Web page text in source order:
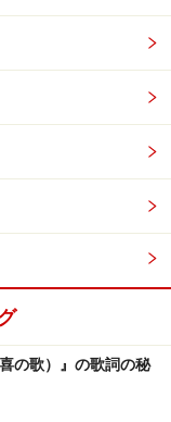
の歌）』の歌詞の秘